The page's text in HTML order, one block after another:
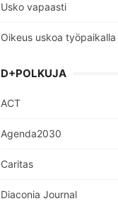
Usko vapaasti
Oikeus uskoa työpaikalla
D+POLKUJA
ACT
Agenda2030
Caritas
Diaconia Journal